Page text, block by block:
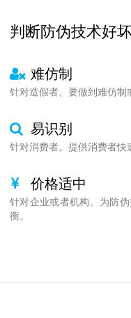
判断防伪技术好
难仿制
针对造假者。要做到难仿制
易识别
针对消费者。提供消费者快
价格适中
针对企业或者机构。为防
衡。